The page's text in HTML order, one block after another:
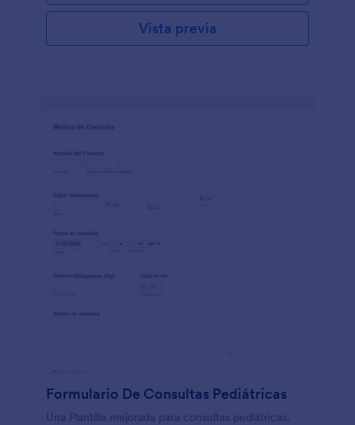
Vista previa
Formulario De Consultas Pediátricas
Una Plantilla mejorada para consultas pediátricas.